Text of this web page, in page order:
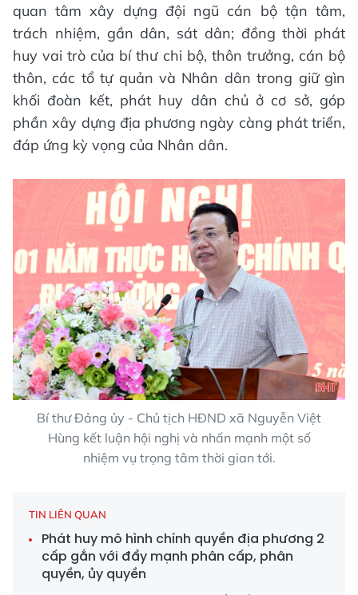
quan tâm xây dựng đội ngũ cán bộ tận tâm,
trách nhiệm, gần dân, sát dân; đồng thời phát
huy vai trò của bí thư chi bộ, thôn trưởng, cán bộ
thôn, các tổ tự quản và Nhân dân trong giữ gìn
khối đoàn kết, phát huy dân chủ ở cơ sở, góp
phần xây dựng địa phương ngày càng phát triển,
đáp ứng kỳ vọng của Nhân dân.
Bí thư Đảng ủy - Chủ tịch HĐND xã Nguyễn Việt
Hùng kết luận hội nghị và nhấn mạnh một số
nhiệm vụ trọng tâm thời gian tới.
TIN LIÊN QUAN
Phát huy mô hình chính quyền địa phương 2
cấp gắn với đẩy mạnh phân cấp, phân
quyền, ủy quyền